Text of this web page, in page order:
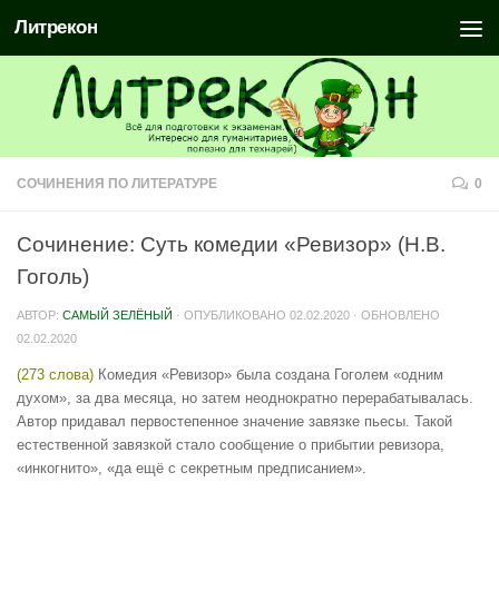
Литрекон
СОЧИНЕНИЯ ПО ЛИТЕРАТУРЕ 0
Сочинение: Суть комедии «Ревизор» (Н.В.
Гоголь)
АВТОР: САМЫЙ ЗЕЛЁНЫЙ · ОПУБЛИКОВАНО 02.02.2020 · ОБНОВЛЕНО
02.02.2020
(273 слова) Комедия «Ревизор» была создана Гоголем «одним
духом», за два месяца, но затем неоднократно перерабатывалась.
Автор придавал первостепенное значение завязке пьесы. Такой
естественной завязкой стало сообщение о прибытии ревизора,
«инкогнито», «да ещё с секретным предписанием».